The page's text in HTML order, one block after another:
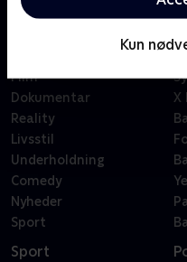
Kun
Kategorier
Film
Dokumentar
Reality
Livsstil
Underholdning
Comedy
Nyheder
Sport
X
Sport